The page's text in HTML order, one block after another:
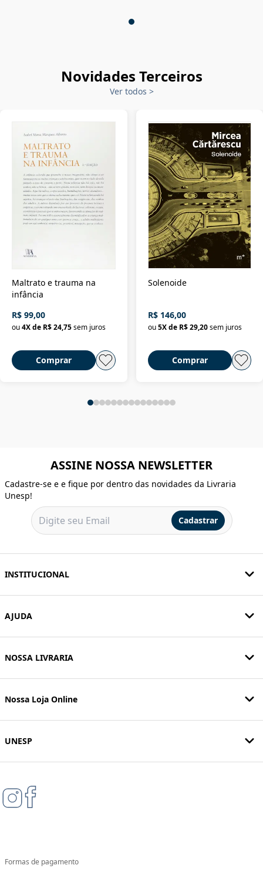
Novidades Terceiros
Ver todos >
Maltrato e trauma na
infância
R$ 99,00
ou4X de R$ 24,75sem juros
Comprar
Solenoide
R$ 146,00
ou 5X de R$ 29,20 sem juros
Comprar
ASSINE NOSSA NEWSLETTER
Cadastre-se e e fique por dentro das novidades da Livraria
Unesp!
Cadastrar
INSTITUCIONAL
AJUDA
NOSSA LIVRARIA
Nossa Loja Online
UNESP
Formas de pagamento